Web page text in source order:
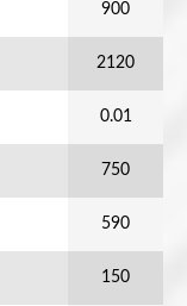
900
2120
0.01
750
590
150